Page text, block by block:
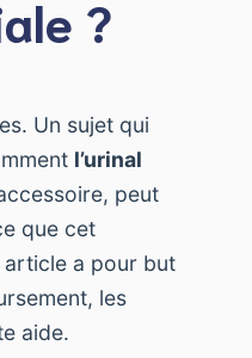
?
Un sujet qui
l’urinal
peut
que cet
a pour but
les
aide.